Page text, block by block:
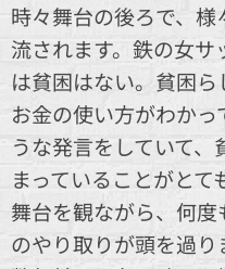
時々舞台の後ろで、
流されます。鉄の女
は貧困はない。貧困
お金の使い方がわか
うな発言をしていて
まっていることがとて
舞台を観ながら、何
のやり取りが頭を過り